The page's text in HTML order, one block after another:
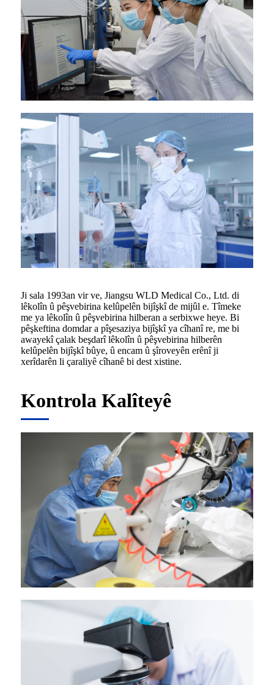
Ji sala 1993an vir ve, Jiangsu WLD Medical Co., Ltd. di
lêkolîn û pêşvebirina kelûpelên bijîşkî de mijûl e. Tîmeke
me ya lêkolîn û pêşvebirina hilberan a serbixwe heye. Bi
pêşkeftina domdar a pîşesaziya bijîşkî ya cîhanî re, me bi
awayekî çalak beşdarî lêkolîn û pêşvebirina hilberên
kelûpelên bijîşkî bûye, û encam û şîroveyên erênî ji
xerîdarên li çaraliyê cîhanê bi dest xistine.
Kontrola Kalîteyê